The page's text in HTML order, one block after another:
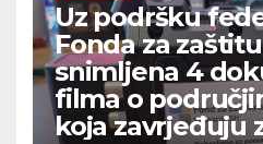
Uz podršku
Fonda za
snimljena 4
filma o
koja zavrjeđuju